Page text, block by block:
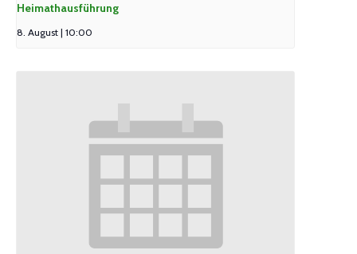
Heimathausführung
8. August | 10:00